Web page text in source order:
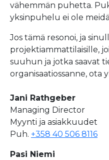
vähemmän puhetta.
yksinpuhelu ei ole
Jos tämä resonoi, ja
projektiammattilaisille,
suuhun ja jotka saavat
organisaatiossanne, ota
Jani Rathgeber
Managing Director
Myynti ja asiakkuudet
Puh. +358 40 506 8116
Pasi Niemi